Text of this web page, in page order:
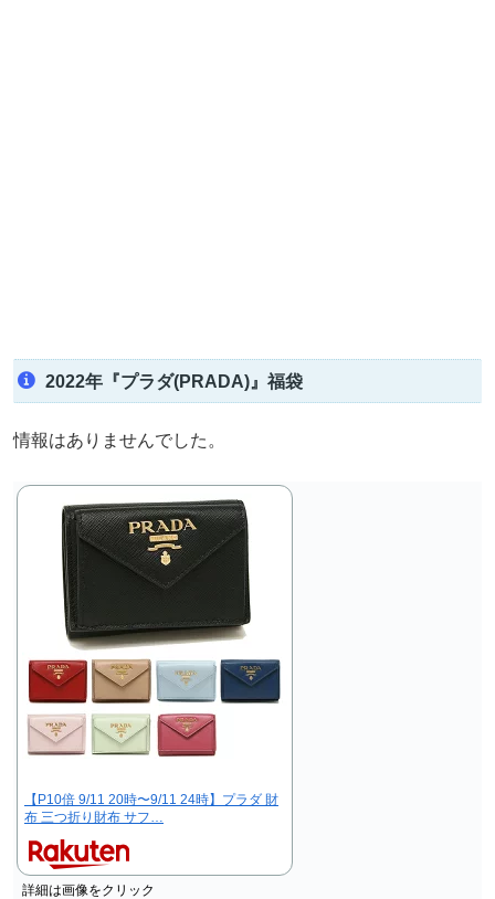
2022年『プラダ(PRADA)』福袋
情報はありませんでした。
【P10倍 9/11 20時〜9/11 24時】プラダ 財
布 三つ折り財布 サフ…
詳細は画像をクリック